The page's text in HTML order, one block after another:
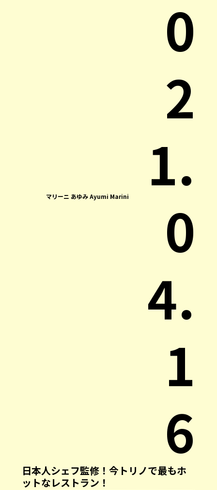
マリーニ あゆみ Ayumi Marini
0
2
1.
0
4.
1
6
日本人シェフ監修！今トリノで最もホ
ットなレストラン！